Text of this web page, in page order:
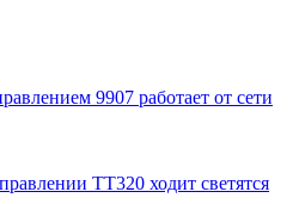
9907 работает от сети